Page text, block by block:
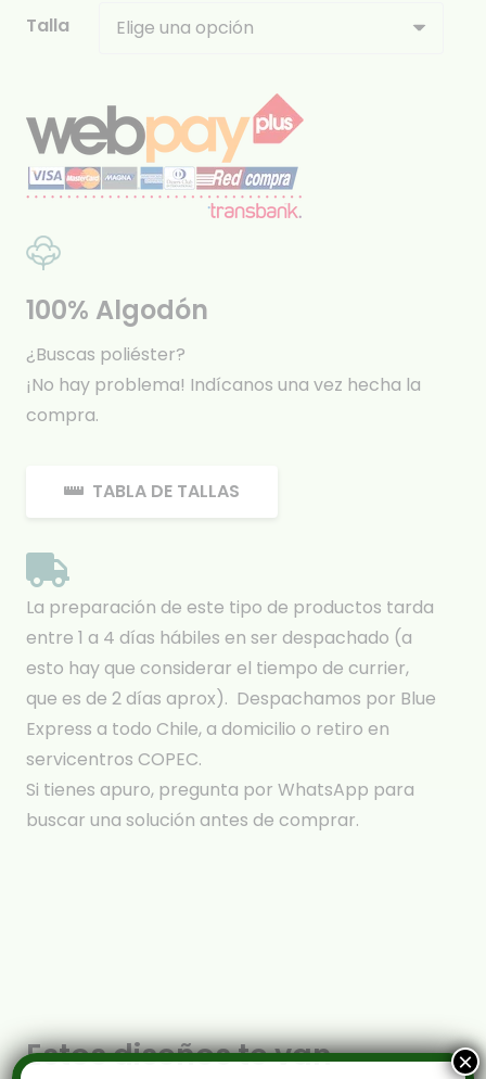
Talla
100% Algodón
¿Buscas poliéster?
¡No hay problema! Indícanos una vez hecha la
compra.
TABLA DE TALLAS
La preparación de este tipo de productos tarda
entre 1 a 4 días hábiles en ser despachado (a
esto hay que considerar el tiempo de currier,
que es de 2 días aprox). Despachamos por Blue
Express a todo Chile, a domicilio o retiro en
servicentros COPEC.
Si tienes apuro, pregunta por WhatsApp para
buscar una solución antes de comprar.
Estos diseños te van
×